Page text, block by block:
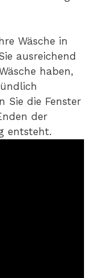
Wäsche in
ausreichend
haben,
Sie die Fenster
der
entsteht.